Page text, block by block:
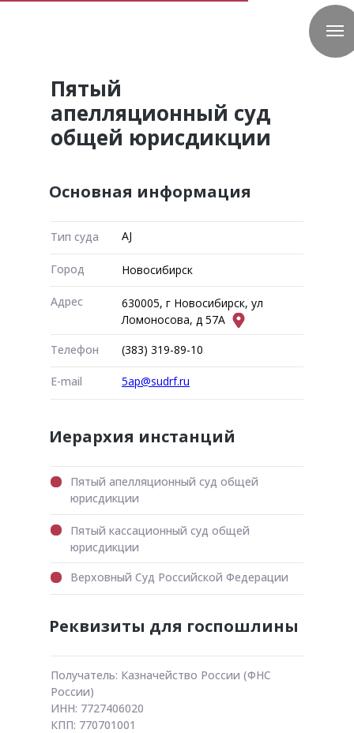
Пятый
апелляционный суд
общей юрисдикции
Основная информация
Тип суда
Город
Адрес
Телефон
AJ
Новосибирск
630005, г Новосибирск, ул
Ломоносова, д 57А
(383) 319-89-10
E-mail 5ap@sudrf.ru
Иерархия инстанций
Пятый апелляционный суд общей
юрисдикции
Пятый кассационный суд общей
юрисдикции
Верховный Суд Российской Федерации
Реквизиты для госпошлины
Получатель: Казначейство России (ФНС
России)
ИНН: 7727406020
КПП: 770701001